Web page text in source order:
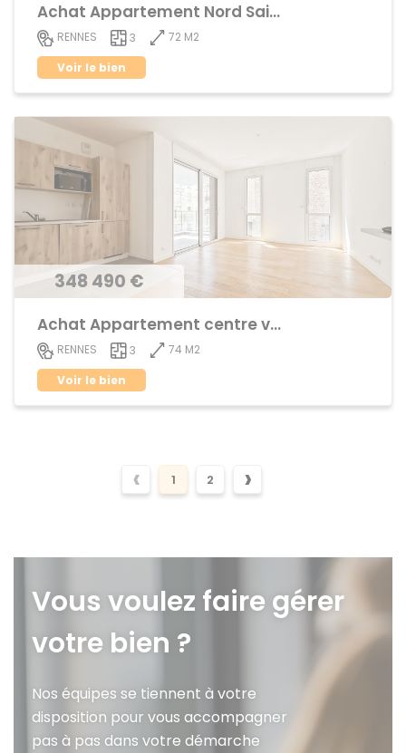
Achat Appartement Nord Saint-Martin
RENNES 3
72 M2
Voir le bien
348 490 €
Achat Appartement centre ville
RENNES 3
74 M2
Voir le bien
‹ 1 2 ›
Vous voulez faire gérer
votre bien ?
Nos équipes se tiennent à votre
disposition pour vous accompagner
pas à pas dans votre démarche